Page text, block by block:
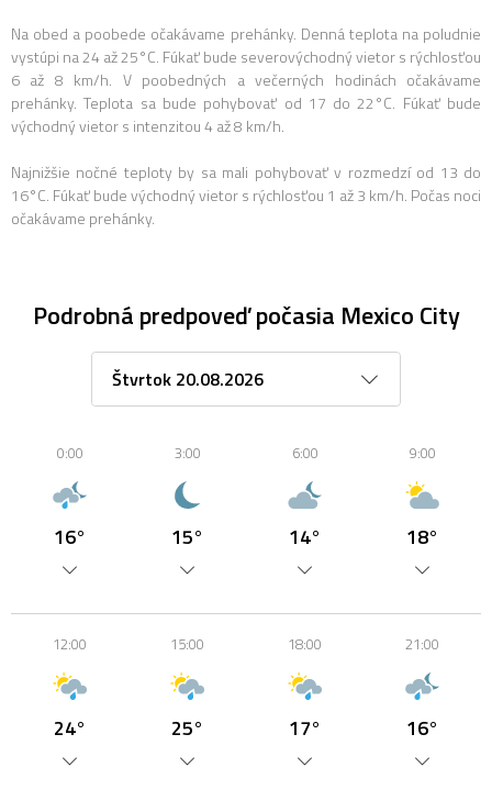
Na obed a poobede očakávame prehánky. Denná teplota na poludnie
vystúpi na 24 až 25°C. Fúkať bude severovýchodný vietor s rýchlosťou
6 až 8 km/h. V poobedných a večerných hodinách očakávame
prehánky. Teplota sa bude pohybovať od 17 do 22°C. Fúkať bude
východný vietor s intenzitou 4 až 8 km/h.
Najnižšie nočné teploty by sa mali pohybovať v rozmedzí od 13 do
16°C. Fúkať bude východný vietor s rýchlosťou 1 až 3 km/h. Počas noci
očakávame prehánky.
Podrobná predpoveď počasia Mexico City
0:00
16°
3:00
15°
6:00
14°
9:00
18°
12:00
24°
15:00
25°
18:00
17°
21:00
16°